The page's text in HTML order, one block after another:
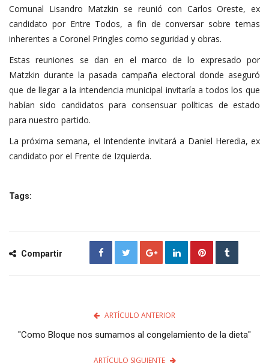
Comunal Lisandro Matzkin se reunió con Carlos Oreste, ex
candidato por Entre Todos, a fin de conversar sobre temas
inherentes a Coronel Pringles como seguridad y obras.
Estas reuniones se dan en el marco de lo expresado por
Matzkin durante la pasada campaña electoral donde aseguró
que de llegar a la intendencia municipal invitaría a todos los que
habían sido candidatos para consensuar políticas de estado
para nuestro partido.
La próxima semana, el Intendente invitará a Daniel Heredia, ex
candidato por el Frente de Izquierda.
Tags:
Compartir
ARTÍCULO ANTERIOR
"Como Bloque nos sumamos al congelamiento de la dieta"
ARTÍCULO SIGUIENTE